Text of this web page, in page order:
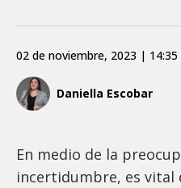
Daniella Escobar
02 de noviembre, 2023 | 14:35
En medio de la
incertidumbre, es vital